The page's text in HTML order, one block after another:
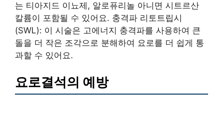
는 티아지드 이뇨제, 알로퓨리놀 아니면 시트르산
칼륨이 포함될 수 있어요. 충격파 리토트립시
(SWL): 이 시술은 고에너지 충격파를 사용하여 큰
돌을 더 작은 조각으로 분해하여 요로를 더 쉽게 통
과할 수 있어요.
요로결석의 예방